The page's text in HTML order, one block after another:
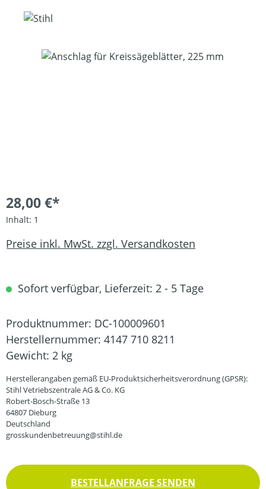
Bildergalerie überspringen
28,00 €*
Inhalt: 1
Preise inkl. MwSt. zzgl. Versandkosten
Sofort verfügbar, Lieferzeit: 2 - 5 Tage
Produktnummer: DC-100009601
Herstellernummer: 4147 710 8211
Gewicht: 2 kg
Herstellerangaben gemäß EU-Produktsicherheitsverordnung (GPSR):
Stihl Vetriebszentrale AG & Co. KG
Robert-Bosch-Straße 13
64807 Dieburg
Deutschland
grosskundenbetreuung@stihl.de
BESTELLANFRAGE SENDEN